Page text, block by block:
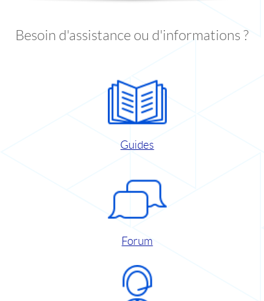
Besoin d'assistance ou d'informations ?
Guides
Forum